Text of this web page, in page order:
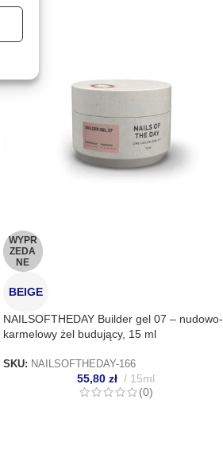
WYPR
ZEDA
NE
BEIGE
NAILSOFTHEDAY Builder gel 07 – nudowo-
karmelowy żel budujący, 15 ml
SKU: NAILSOFTHEDAY-166
55,80zł
15ml
(0)